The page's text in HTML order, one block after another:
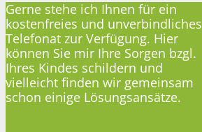
Gerne stehe ich Ihnen für ein
kostenfreies und unverbindliches
Telefonat zur Verfügung. Hier
können Sie mir Ihre Sorgen bzgl.
Ihres Kindes schildern und
vielleicht finden wir gemeinsam
schon einige Lösungsansätze.